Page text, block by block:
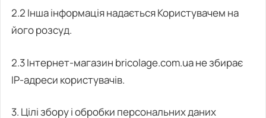
2.2 Інша інформація надається Користувачем на
його розсуд.
2.3 Інтернет-магазин bricolage.com.ua не збирає
IP-адреси користувачів.
3. Цілі збору і обробки персональних даних